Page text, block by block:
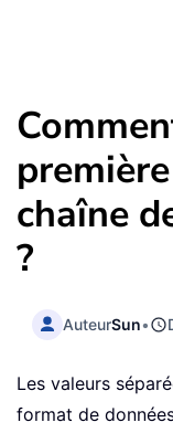
chaîne
?
AuteurSun•
Les valeurs
format de